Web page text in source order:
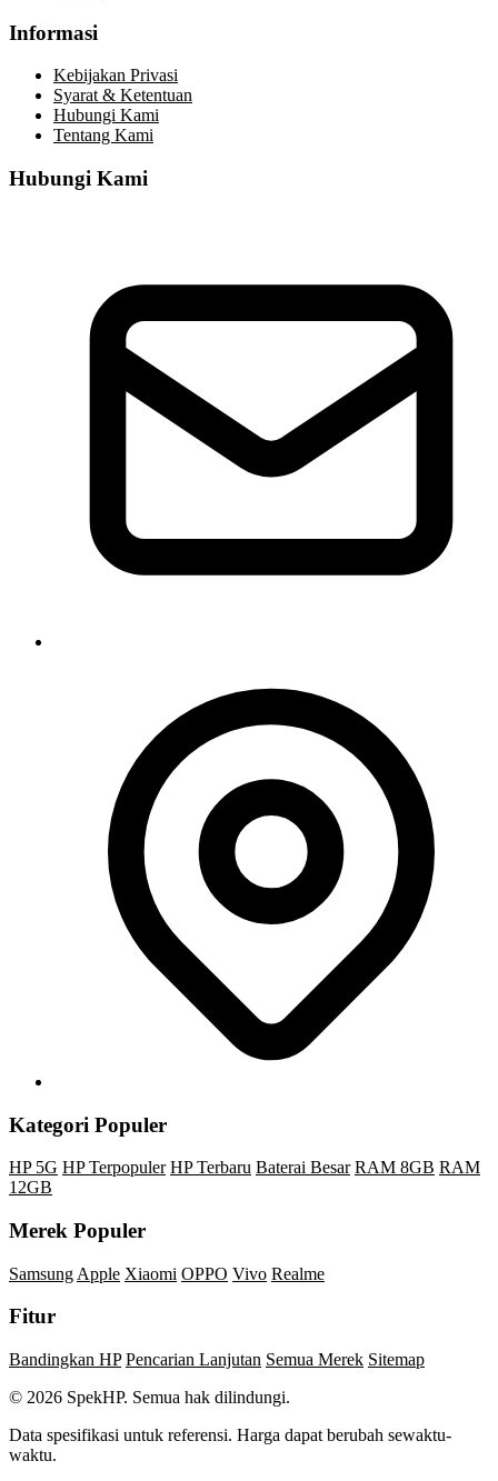
Informasi
Kebijakan Privasi
Syarat & Ketentuan
Hubungi Kami
Tentang Kami
Hubungi Kami
Kategori Populer
HP 5G HP Terpopuler HP Terbaru Baterai Besar RAM 8GB RAM
12GB
Merek Populer
Samsung Apple Xiaomi OPPO Vivo Realme
Fitur
Bandingkan HP Pencarian Lanjutan Semua Merek Sitemap
© 2026 SpekHP. Semua hak dilindungi.
Data spesifikasi untuk referensi. Harga dapat berubah sewaktu-
waktu.